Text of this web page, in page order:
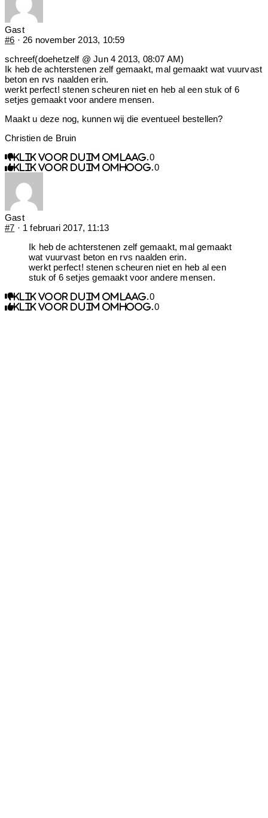
Gast
#6 · 26 november 2013, 10:59
schreef(doehetzelf @ Jun 4 2013, 08:07 AM)
Ik heb de achterstenen zelf gemaakt, mal gemaakt wat vuurvast
beton en rvs naalden erin.
werkt perfect! stenen scheuren niet en heb al een stuk of 6
setjes gemaakt voor andere mensen.
Maakt u deze nog, kunnen wij die eventueel bestellen?
Christien de Bruin
Klik voor duim omlaag. 0
Klik voor duim omhoog. 0
Gast
#7 · 1 februari 2017, 11:13
Ik heb de achterstenen zelf gemaakt, mal gemaakt
wat vuurvast beton en rvs naalden erin.
werkt perfect! stenen scheuren niet en heb al een
stuk of 6 setjes gemaakt voor andere mensen.
Klik voor duim omlaag. 0
Klik voor duim omhoog. 0